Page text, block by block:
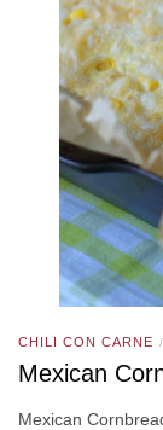
CHILI CON CARNE /
Mexican
Mexican